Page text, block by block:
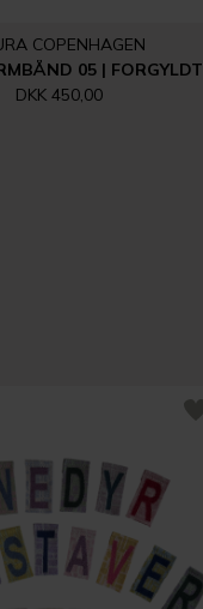
COPENHAGEN
05 | FORGYLDT
DKK 450,00